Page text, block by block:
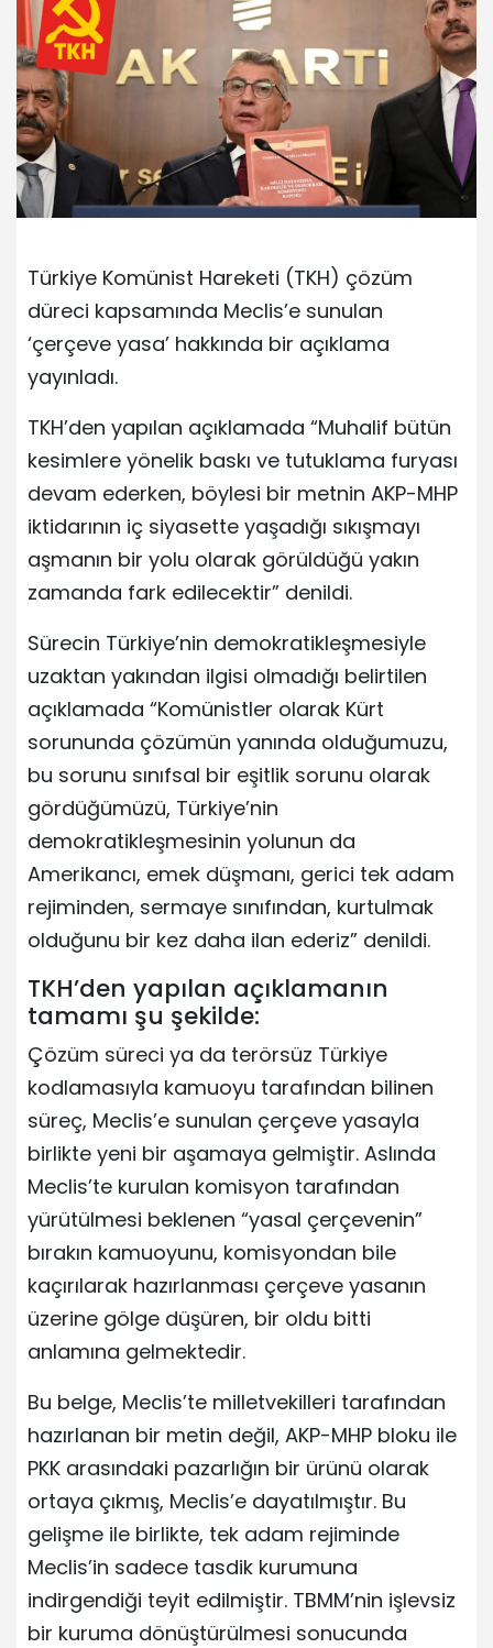
Türkiye Komünist Hareketi (TKH) çözüm
düreci kapsamında Meclis’e sunulan
‘çerçeve yasa’ hakkında bir açıklama
yayınladı.
TKH’den yapılan açıklamada “Muhalif bütün
kesimlere yönelik baskı ve tutuklama furyası
devam ederken, böylesi bir metnin AKP-MHP
iktidarının iç siyasette yaşadığı sıkışmayı
aşmanın bir yolu olarak görüldüğü yakın
zamanda fark edilecektir” denildi.
Sürecin Türkiye’nin demokratikleşmesiyle
uzaktan yakından ilgisi olmadığı belirtilen
açıklamada “Komünistler olarak Kürt
sorununda çözümün yanında olduğumuzu,
bu sorunu sınıfsal bir eşitlik sorunu olarak
gördüğümüzü, Türkiye’nin
demokratikleşmesinin yolunun da
Amerikancı, emek düşmanı, gerici tek adam
rejiminden, sermaye sınıfından, kurtulmak
olduğunu bir kez daha ilan ederiz” denildi.
TKH’den yapılan açıklamanın
tamamı şu şekilde:
Çözüm süreci ya da terörsüz Türkiye
kodlamasıyla kamuoyu tarafından bilinen
süreç, Meclis’e sunulan çerçeve yasayla
birlikte yeni bir aşamaya gelmiştir. Aslında
Meclis’te kurulan komisyon tarafından
yürütülmesi beklenen “yasal çerçevenin”
bırakın kamuoyunu, komisyondan bile
kaçırılarak hazırlanması çerçeve yasanın
üzerine gölge düşüren, bir oldu bitti
anlamına gelmektedir.
Bu belge, Meclis’te milletvekilleri tarafından
hazırlanan bir metin değil, AKP-MHP bloku ile
PKK arasındaki pazarlığın bir ürünü olarak
ortaya çıkmış, Meclis’e dayatılmıştır. Bu
gelişme ile birlikte, tek adam rejiminde
Meclis’in sadece tasdik kurumuna
indirgendiği teyit edilmiştir. TBMM’nin işlevsiz
bir kuruma dönüştürülmesi sonucunda